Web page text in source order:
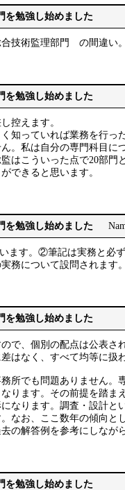
を勉強し始めました
技術監理部門 の間違い
を勉強し始めました
控えます。
知っていれば業務を行っ
。私は自分の専門科目に
はこういった点で20部
できると思います。
を勉強し始めました
ます。②筆記は実務と必
務について設問されます
を勉強し始めました
で、個別の配点は公表さ
はなく、すべて均等に扱
所でも問題ありません。
ります。その前提を踏ま
なります。調査・設計
なお、ここ数年の傾向
の解答例を参考にしなが
を勉強し始めました